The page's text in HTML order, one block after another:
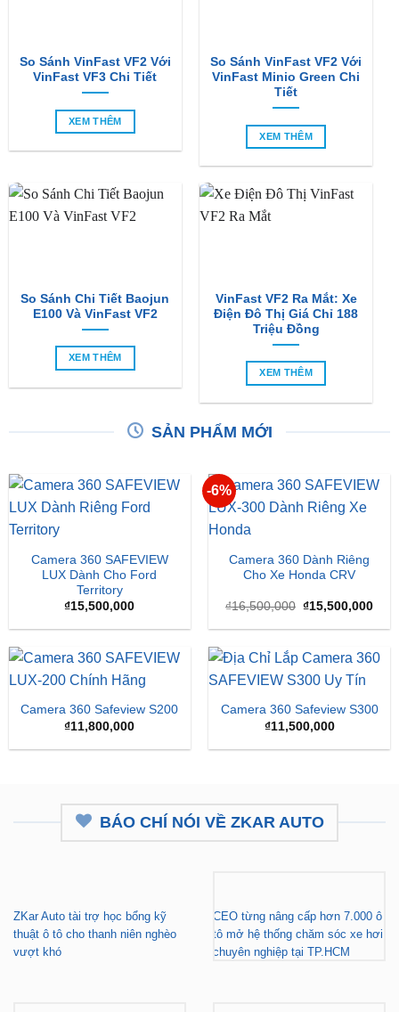
So Sánh VinFast VF2 Với
VinFast VF3 Chi Tiết
XEM THÊM
So Sánh VinFast VF2 Với
VinFast Minio Green Chi
Tiết
XEM THÊM
So Sánh Chi Tiết Baojun
E100 Và VinFast VF2
XEM THÊM
VinFast VF2 Ra Mắt: Xe
Điện Đô Thị Giá Chỉ 188
Triệu Đồng
XEM THÊM
SẢN PHẨM MỚI
Camera 360 SAFEVIEW
LUX Dành Cho Ford
Territory
₫15,500,000
-6%
Camera 360 Dành Riêng
Cho Xe Honda CRV
₫16,500,000 Giá
là:
₫15,500,000Giá
tại
Camera 360 Safeview S200
₫11,800,000
Camera 360 Safeview S300
₫11,500,000
BÁO CHÍ NÓI VỀ ZKAR AUTO
ZKar Auto tài trợ học bổng kỹ
thuật ô tô cho thanh niên nghèo
vượt khó
CEO từng nâng cấp hơn 7.000 ô
tô mở hệ thống chăm sóc xe hơi
chuyên nghiệp tại TP.HCM